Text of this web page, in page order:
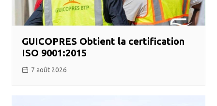
GUICOPRES Obtient la certification
ISO 9001:2015
7 août 2026